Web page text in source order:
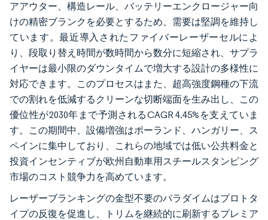
アアウター、構造レール、バッテリーエンクロージャー向
けの精密ブランクを必要とするため、需要は堅調を維持し
ています。最近導入されたファイバーレーザーセルによ
り、段取り替え時間が数時間から数分に短縮され、サプラ
イヤーは最小限のダウンタイムで増大する設計の多様性に
対応できます。このプロセスはまた、超高強度鋼種の下流
での割れを低減するクリーンな切断端面を生み出し、この
優位性が2030年まで予測されるCAGR 4.45%を支えていま
す。この期間中、設備増強はポーランド、ハンガリー、ス
ペインに集中しており、これらの地域では低い公共料金と
投資インセンティブが欧州自動車用スチールスタンピング
市場のコスト競争力を高めています。
レーザーブランキングの金型不要のパラダイムはプロトタ
イプの反復を促進し、トリムを継続的に刷新するプレミア